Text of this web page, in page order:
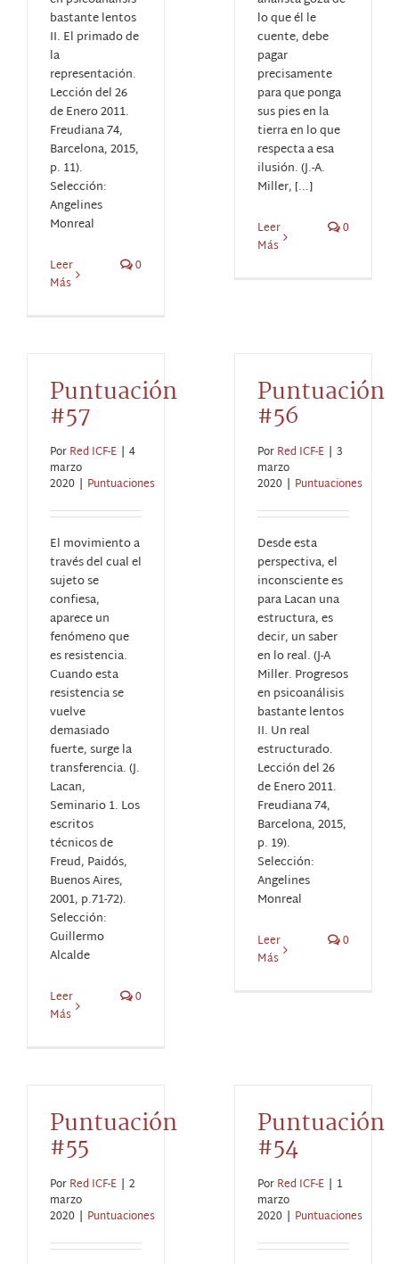
bastante lentos
II. El primado de
la
representación.
Lección del 26
de Enero 2011.
Freudiana 74,
Barcelona, 2015,
p. 11).
Selección:
Angelines
Monreal
Leer
Más
0
lo que él le
cuente, debe
pagar
precisamente
para que ponga
sus pies en la
tierra en lo que
respecta a esa
ilusión. (J.-A.
Miller, [...]
Leer
Más
0
Puntuación
#57
PorRed ICF-E | 4
marzo
2020 | Puntuaciones
El movimiento a
través del cual el
sujeto se
confiesa,
aparece un
fenómeno que
es resistencia.
Cuando esta
resistencia se
vuelve
demasiado
fuerte, surge la
transferencia. (J.
Lacan,
Seminario 1. Los
escritos
técnicos de
Freud, Paidós,
Buenos Aires,
2001, p.71-72).
Selección:
Guillermo
Alcalde
Leer
Más
0
Puntuación
#56
PorRed ICF-E | 3
marzo
2020 | Puntuaciones
Desde esta
perspectiva, el
inconsciente es
para Lacan una
estructura, es
decir, un saber
en lo real. (J-A
Miller. Progresos
en psicoanálisis
bastante lentos
II. Un real
estructurado.
Lección del 26
de Enero 2011.
Freudiana 74,
Barcelona, 2015,
p. 19).
Selección:
Angelines
Monreal
Leer
Más
0
Puntuación
#55
PorRed ICF-E | 2
marzo
2020 | Puntuaciones
Puntuación
#54
PorRed ICF-E | 1
marzo
2020 | Puntuaciones